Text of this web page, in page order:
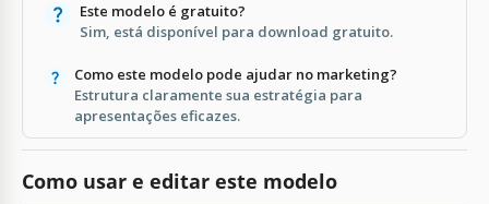
Este modelo é gratuito?
Sim, está disponível para download gratuito.
Como este modelo pode ajudar no marketing?
Estrutura claramente sua estratégia para
apresentações eficazes.
Como usar e editar este modelo